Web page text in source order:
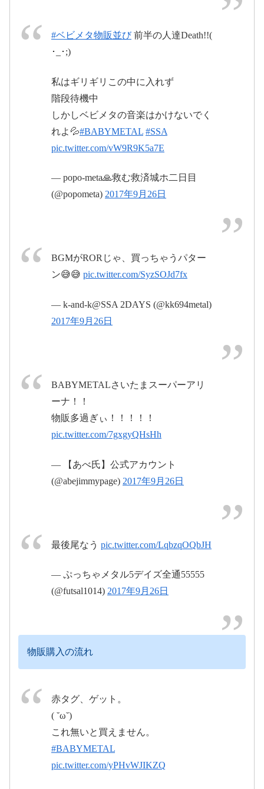
#BABYMETAL
#巨
大キツネ祭り
2017年9月26日
#BABYMETAL
#SSA #巨大キツネ祭り
#Babymetal
pic.twitter.com/FS46OSUGni
2017年9
月26日
#BABYMETAL
2017年9月26日
#BABYMETAL
pic.twitter.com/nfRcEgeYOI
#BABYMETAL
pic.twitter.com/XrEbTWtTrO
2017年9月26日
#BABYMETAL
#BABYMETAL
pic.twitter.com/S3orisq9HK
年9月26日
#ベビメタ物販並び前半の人達Death!!(
･_･;)
私はギリギリこの中に入れず
階段待機中
しかしベビメタの音楽はかけないでく
れよ💦#BABYMETAL #SSA
pic.twitter.com/vW9R9K5a7E
— popo-meta🙏救む救済城ホ二日目
(@popometa) 2017年9月26日
BGMがRORじゃ、買っちゃうパター
ン😅😅 pic.twitter.com/SyzSOJd7fx
— k-and-k@SSA 2DAYS (@kk694metal)
2017年9月26日
BABYMETALさいたまスーパーアリ
ーナ！！
物販多過ぎぃ！！！！！
pic.twitter.com/7gxgyQHsHh
— 【あべ氏】公式アカウント
(@abejimmypage) 2017年9月26日
最後尾なう pic.twitter.com/LqbzqOQbJH
— ぷっちゃメタル5デイズ全通55555
(@futsal1014) 2017年9月26日
物販購入の流れ
赤タグ、ゲット。
( ˘ω˘)
これ無いと買えません。
#BABYMETAL
pic.twitter.com/yPHvWJIKZQ